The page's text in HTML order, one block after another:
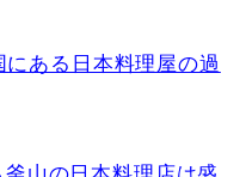
ある日本料理屋の過